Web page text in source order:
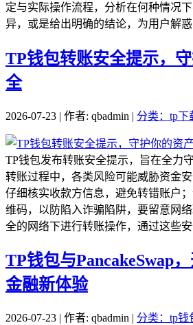
定与实际操作流程，分析在何种情况
异，或是给出明确的结论，为用户解
TP钱包转账安全提示，
全
2026-07-23 | 作者: qbadmin | 分类：tp下
TP钱包发布转账安全提示，旨在全力
转账过程中，各类风险可能威胁资金
仔细核实收款方信息，避免转错账户
维码，以防陷入诈骗陷阱，要留意网
全的网络下进行转账操作，通过这些
TP钱包与PancakeSwap
金融新体验
2026-07-23 | 作者: qbadmin | 分类：tp钱